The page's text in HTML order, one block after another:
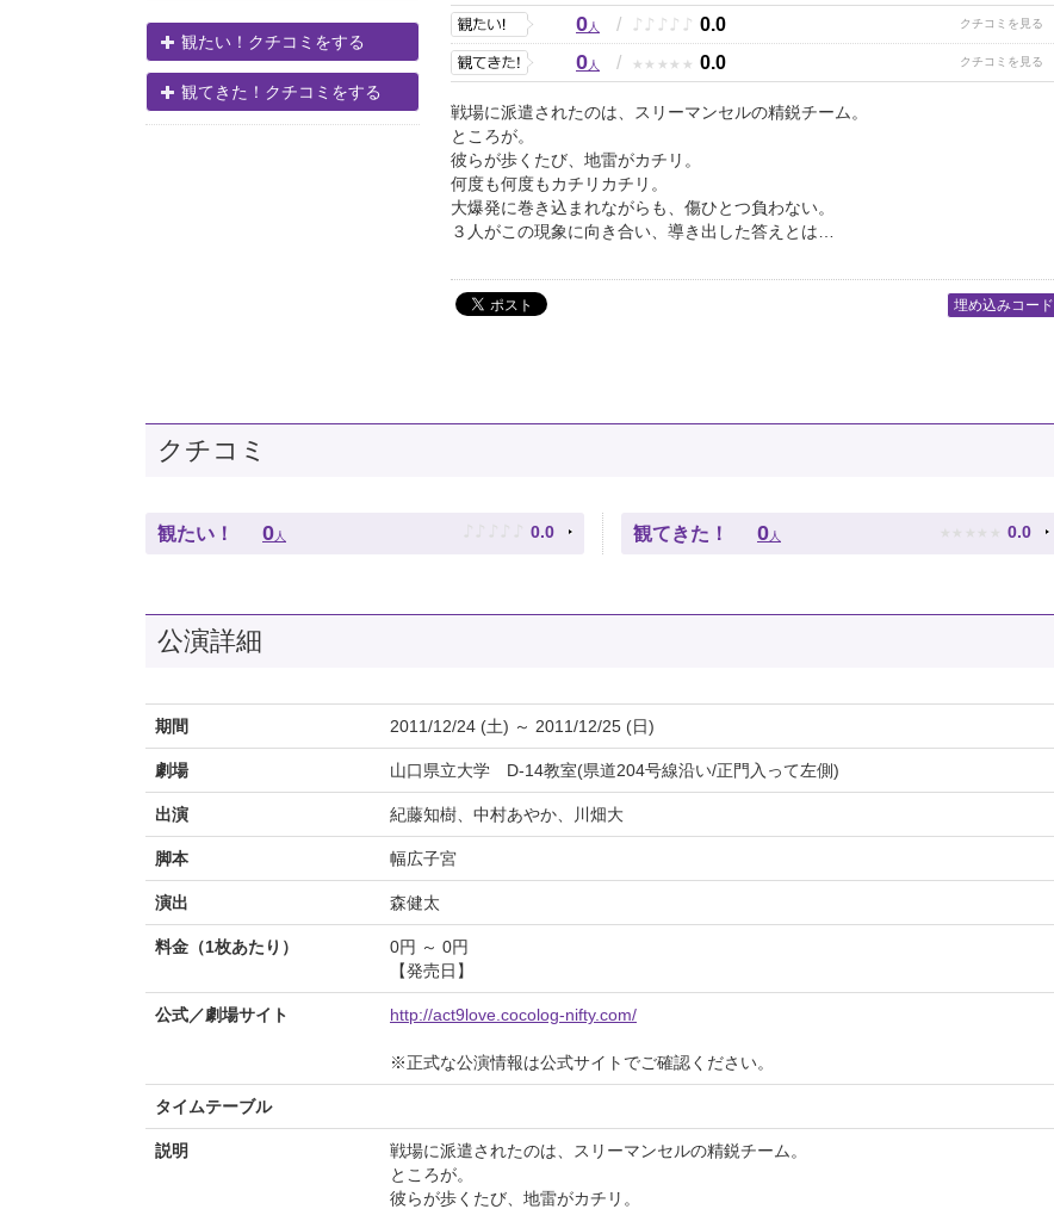
観たい！クチコミをする
観てきた！クチコミをする
0人 / ♪ ♪ ♪ ♪ ♪ 0.0
0人 / ★ ★ ★ ★ ★ 0.0
戦場に派遣されたのは、スリーマンセルの精鋭チーム。
ところが。
彼らが歩くたび、地雷がカチリ。
何度も何度もカチリカチリ。
大爆発に巻き込まれながらも、傷ひとつ負わない。
３人がこの現象に向き合い、導き出した答えとは…
埋め込みコード
クチコミ
観たい！ 0 人 ♪ ♪ ♪ ♪ ♪ 0.0 観てきた！ 0 人 ★ ★ ★ ★ ★ 0.0
公演詳細
期間 2011/12/24 (土) ～ 2011/12/25 (日)
劇場 山口県立大学 D-14教室(県道204号線沿い/正門入って左側)
出演 紀藤知樹、中村あやか、川畑大
脚本 幅広子宮
演出 森健太
料金（1枚あたり）
0円 ～ 0円
【発売日】
公式／劇場サイト http://act9love.cocolog-nifty.com/
※正式な公演情報は公式サイトでご確認ください。
タイムテーブル
説明
戦場に派遣されたのは、スリーマンセルの精鋭チーム。
ところが。
彼らが歩くたび、地雷がカチリ。